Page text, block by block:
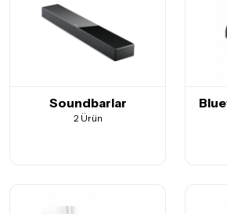
Soundbarlar
2 Ürün